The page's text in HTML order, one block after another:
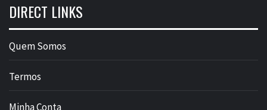
DIRECT LINKS
Quem Somos
Termos
Minha Conta